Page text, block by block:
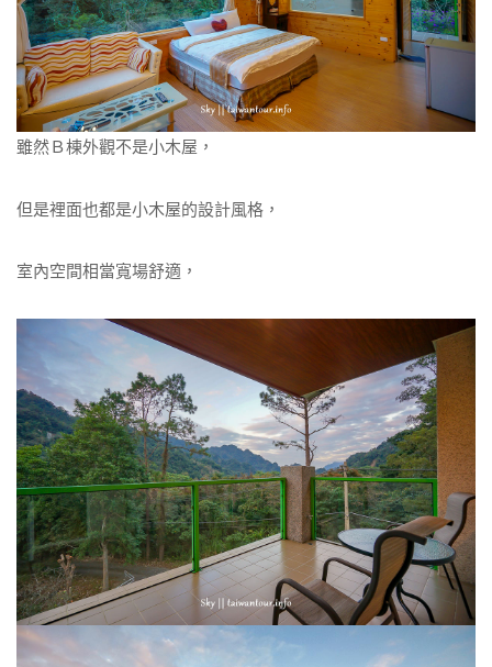
雖然Ｂ棟外觀不是小木屋，
但是裡面也都是小木屋的設計風格，
室內空間相當寬場舒適，